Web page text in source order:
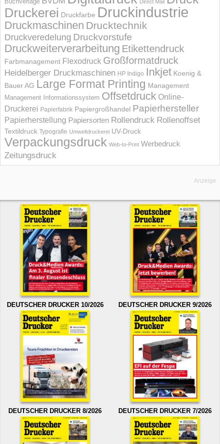
Direct Mail
Druckerei Druckfarbe Druckindustrie
Druckmaschinen Drucktechnik
Druckveredelung Druckvorstufe
Druckweiterverarbeitung Etikettendruck
Farbmanagement Flexodruck Großformatdruck
Heidelberger Druckmaschinen HP Indigo Inkjet Koenig &
Bauer AG Large Format Printing Management
Management Informations­system Offsetdruck Online-
Druckerei Papierfabrik Papiergroßhandel Papierhersteller
Papierherstellung Papiersorten Rollendruck Rollenoffset
Textildruck Typografie Umweltdruckerei UV-Druck
Verpackungsdruck Web-to-Print Werbedruck
Zeitungsdruck
Anzeige
DEUTSCHER DRUCKER 10/2026 DEUTSCHER DRUCKER 9/2026
DEUTSCHER DRUCKER 8/2026 DEUTSCHER DRUCKER 7/2026